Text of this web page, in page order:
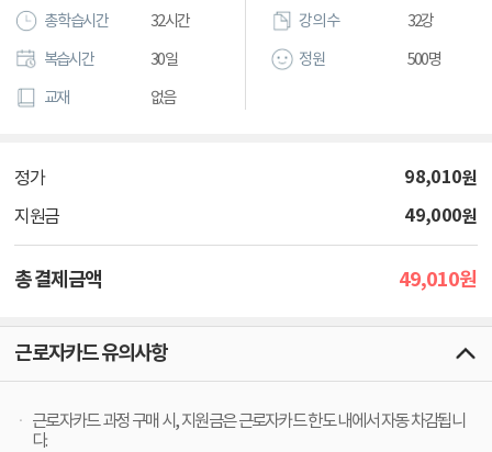
총 학습시간 32시간
복습시간 30일
교재 없음
강의 수 32강
정원 500명
정가 98,010원
지원금 49,000원
총 결제금액 49,010원
근로자카드 유의사항
근로자카드 과정 구매 시, 지원금은 근로자카드 한도 내에서 자동 차감됩니
다.